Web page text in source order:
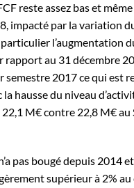
reste assez bas et
impacté par la variation
l’augmentation
rapport au 31 décembre
semestre 2017 ce qui est
hausse du niveau
M€ contre 22,8 M€ au
pas bougé depuis 2014
supérieur à 2%